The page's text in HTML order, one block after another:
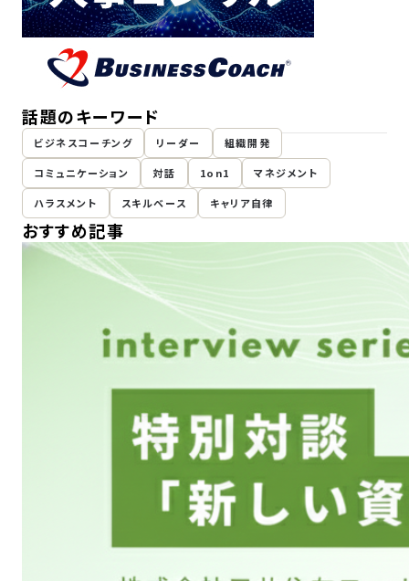
話題のキーワード
ビジネスコーチング リーダー 組織開発
コミュニケーション 対話 1on1 マネジメント
ハラスメント スキルベース キャリア自律
おすすめ記事